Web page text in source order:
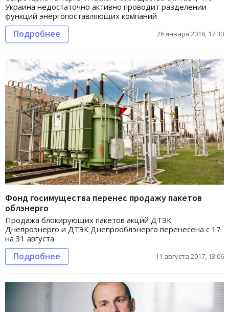
Украина недостаточно активно проводит разделении
функций энергопоставляющих компаний
Подробнее 26 января 2018, 17:30
Фонд госимущества перенес продажу пакетов
облэнерго
Продажа блокирующих пакетов акций ДТЭК
Днепроэнерго и ДТЭК Днепрооблэнерго перенесена с 17
на 31 августа
Подробнее 11 августа 2017, 13:06